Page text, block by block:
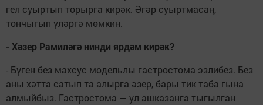
гел суыртып торырга кирәк. Әгәр суыртмасаң,
тончыгып үләргә мөмкин.
- Хәзер Рамиләгә нинди ярдәм кирәк?
- Бүген без махсус модельлы гастростома эзлибез. Без
аны хәтта сатып та алырга әзер, бары тик таба гына
алмыйбыз. Гастростома — ул ашказанга тыгылган